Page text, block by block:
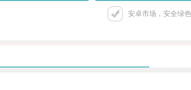
安卓市场，安全绿色